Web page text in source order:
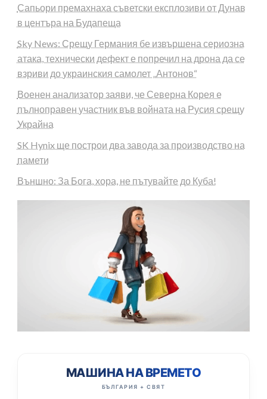
Сапьори премахнаха съветски експлозиви от Дунав
в центъра на Будапеща
Sky News: Срещу Германия бе извършена сериозна
атака, технически дефект е попречил на дрона да се
взриви до украинския самолет „Антонов“
Военен анализатор заяви, че Северна Корея е
пълноправен участник във войната на Русия срещу
Украйна
SK Hynix ще построи два завода за производство на
памети
Външно: За Бога, хора, не пътувайте до Куба!
МАШИНА НА ВРЕМЕТО
БЪЛГАРИЯ + СВЯТ